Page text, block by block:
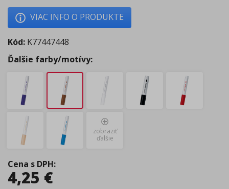
VIAC INFO O PRODUKTE
Kód: K77447448
Ďalšie farby/motívy:
zobraziť
ďalšie
Cena s DPH:
4,25 €